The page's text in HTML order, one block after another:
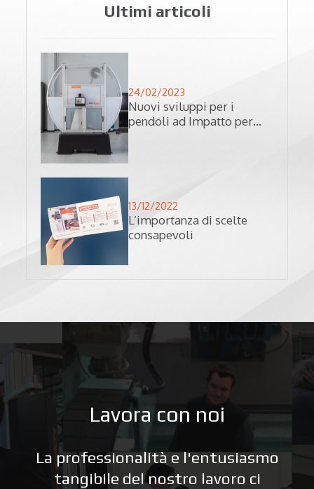
Ultimi articoli
24/02/2023
Nuovi sviluppi per i
pendoli ad Impatto per
13/12/2022
L’importanza di scelte
consapevoli
Lavora con noi
La professionalità e l'entusiasmo
tangibile del nostro lavoro ci